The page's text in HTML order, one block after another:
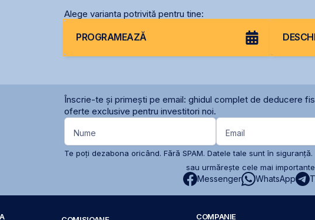
Alege varianta potrivită pentru tine:
PROGRAMEAZĂ
Înscrie-te și primești pe email: ghidul complet de deducere
oferte exclusive pentru investitori noi.
Nume Email
Te poți dezabona oricând. Fără SPAM. Datele tale sunt în siguranță.
sau urmărește cele mai
Messenger WhatsApp
COMPANIE